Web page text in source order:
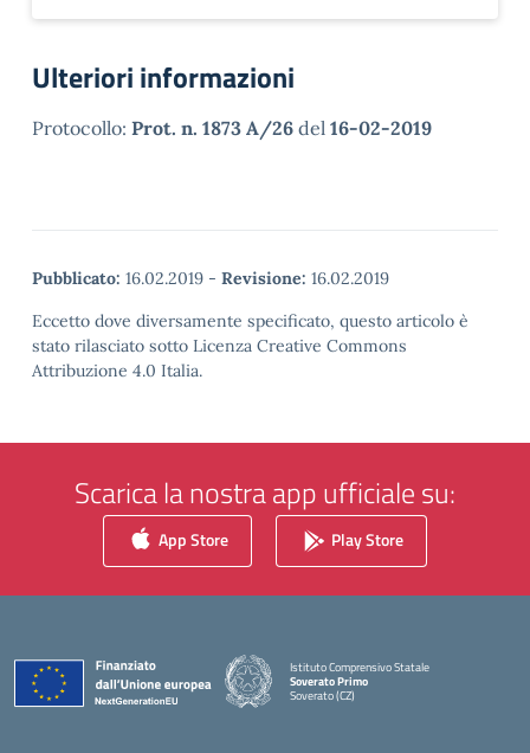
Ulteriori informazioni
Protocollo: Prot. n. 1873 A/26 del 16-02-2019
Pubblicato: 16.02.2019 - Revisione: 16.02.2019
Eccetto dove diversamente specificato, questo articolo è
stato rilasciato sotto Licenza Creative Commons
Attribuzione 4.0 Italia.
Scarica la nostra app ufficiale su:
App Store Play Store
Istituto Comprensivo Statale
Soverato Primo
Soverato (CZ)